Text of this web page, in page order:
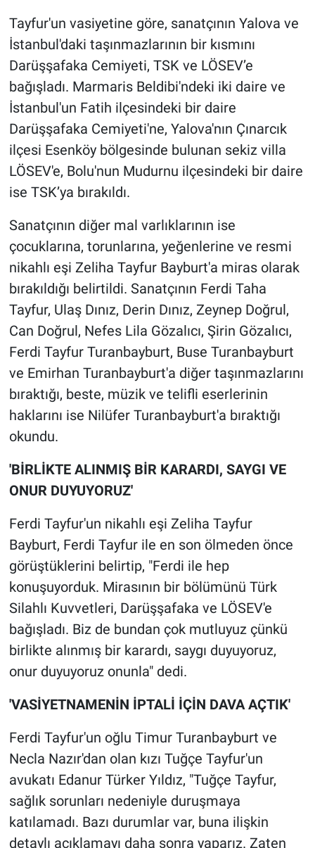
Tayfur'un vasiyetine göre, sanatçının Yalova ve
İstanbul'daki taşınmazlarının bir kısmını
Darüşşafaka Cemiyeti, TSK ve LÖSEV’e
bağışladı. Marmaris Beldibi'ndeki iki daire ve
İstanbul'un Fatih ilçesindeki bir daire
Darüşşafaka Cemiyeti'ne, Yalova'nın Çınarcık
ilçesi Esenköy bölgesinde bulunan sekiz villa
LÖSEV'e, Bolu'nun Mudurnu ilçesindeki bir daire
ise TSK’ya bırakıldı.
Sanatçının diğer mal varlıklarının ise
çocuklarına, torunlarına, yeğenlerine ve resmi
nikahlı eşi Zeliha Tayfur Bayburt'a miras olarak
bırakıldığı belirtildi. Sanatçının Ferdi Taha
Tayfur, Ulaş Dınız, Derin Dınız, Zeynep Doğrul,
Can Doğrul, Nefes Lila Gözalıcı, Şirin Gözalıcı,
Ferdi Tayfur Turanbayburt, Buse Turanbayburt
ve Emirhan Turanbayburt'a diğer taşınmazlarını
bıraktığı, beste, müzik ve telifli eserlerinin
haklarını ise Nilüfer Turanbayburt'a bıraktığı
okundu.
'BİRLİKTE ALINMIŞ BİR KARARDI, SAYGI VE
ONUR DUYUYORUZ'
Ferdi Tayfur'un nikahlı eşi Zeliha Tayfur
Bayburt, Ferdi Tayfur ile en son ölmeden önce
görüştüklerini belirtip, "Ferdi ile hep
konuşuyorduk. Mirasının bir bölümünü Türk
Silahlı Kuvvetleri, Darüşşafaka ve LÖSEV'e
bağışladı. Biz de bundan çok mutluyuz çünkü
birlikte alınmış bir karardı, saygı duyuyoruz,
onur duyuyoruz onunla" dedi.
'VASİYETNAMENİN İPTALİ İÇİN DAVA AÇTIK'
Ferdi Tayfur'un oğlu Timur Turanbayburt ve
Necla Nazır'dan olan kızı Tuğçe Tayfur'un
avukatı Edanur Türker Yıldız, "Tuğçe Tayfur,
sağlık sorunları nedeniyle duruşmaya
katılamadı. Bazı durumlar var, buna ilişkin
detaylı açıklamayı daha sonra yaparız. Zaten
Sağlık
Spor
Teknoloji
Türkiye'nin Geleceği
Türkiye'nin Gündemi
Yerel Gündem
Yerel Yaşam
Canlı Yayın